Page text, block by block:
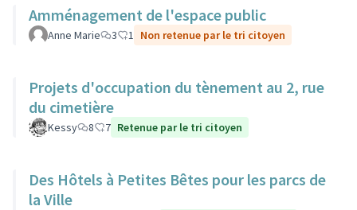
Amménagement de l'espace public
Anne Marie 3 1 Non retenue par le tri citoyen
Projets d'occupation du tènement au 2, rue
du cimetière
Kessy 8 7 Retenue par le tri citoyen
Des Hôtels à Petites Bêtes pour les parcs de
la Ville